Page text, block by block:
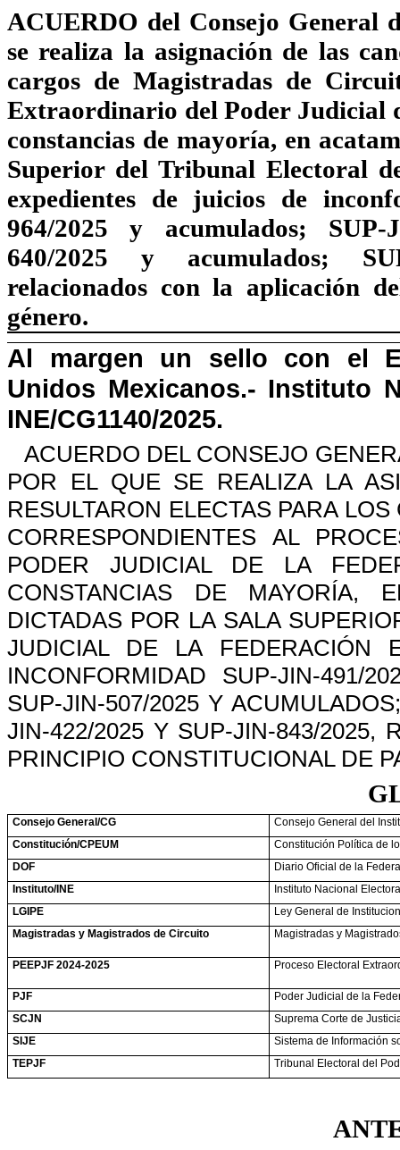
ACUERDO del Consejo General
se realiza la asignación de las
cargos de Magistradas de
Extraordinario del Poder Judicial
constancias de mayoría, en
Superior del Tribunal Electoral
expedientes de juicios de
964/2025 y acumulados;
640/2025 y acumulados;
relacionados con la aplicación
género.
Al margen un sello con el
Unidos Mexicanos.- Instituto
INE/CG1140/2025.
ACUERDO DEL CONSEJO
POR
EL QUE SE REALIZA LA
RESULTARON ELECTAS PARA LOS
CORRESPONDIENTES AL
PODER
JUDICIAL DE LA
CONSTANCIAS
DE MAYORÍA,
DICTADAS POR LA SALA
JUDICIAL
DE LA FEDERACIÓN
INCONFORMIDAD
SUP-JIN-491/
SUP-JIN-507/2025 Y ACUMULADOS;
JIN-422/2025 Y SUP-JIN-843/2025,
PRINCIPIO CONSTITUCIONAL DE
Consejo General/CG Consejo General del
Constitución/CPEUM
Constitución Política de
DOF
Diario Oficial de la
Instituto/INE
Instituto Nacional
LGIPE
Ley General de
Magistradas y Magistrados de Circuito Magistradas y
PEEPJF 2024-2025 Proceso Electoral
PJF Poder Judicial de la
SCJN
Suprema Corte de
SIJE
Sistema de Información
TEPJF
Tribunal Electoral del